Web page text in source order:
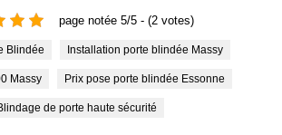
page notée 5/5 - (2 votes)
Blindée Installation porte blindée Massy
Massy Prix pose porte blindée Essonne
Blindage de porte haute sécurité